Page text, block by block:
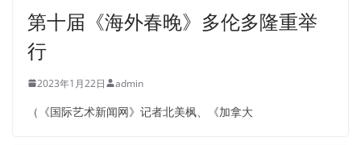
第十届《海外春晚》多伦多隆重举
行
2023年1月22日 admin
（《国际艺术新闻网》记者北美枫、《加拿大